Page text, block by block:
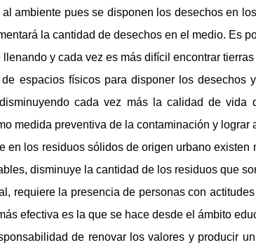
ambiente pues se disponen los desechos en
la cantidad de desechos en el medio. Es
y cada vez es más difícil encontrar
espacios físicos para disponer los
cada vez más la calidad de
medida preventiva de la contaminación y lograr
en los residuos sólidos de origen urbano
disminuye la cantidad de los residuos que
requiere la presencia de personas con
efectiva es la que se hace desde el ámbito
de renovar los valores y producir